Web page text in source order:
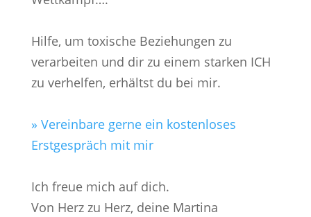
Hilfe, um toxische Beziehungen zu
verarbeiten und dir zu einem starken ICH
zu verhelfen, erhältst du bei mir.
» Vereinbare gerne ein kostenloses
Erstgespräch mit mir
Ich freue mich auf dich.
Von Herz zu Herz, deine Martina